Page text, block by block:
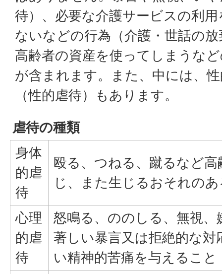
待）、必要な介護サービスの利
ないなどの行為（介護・世話の
高齢者の資産を使ってしまうな
が含まれます。また、中には、
（性的虐待）もあります。
虐待の種類
身体
的虐
待
殴る、つねる、蹴るなど
じ、また生じるおそれの
心理
的虐
待
怒鳴る、ののしる、無視
著しい暴言又は拒絶的な
い精神的苦痛を与えること